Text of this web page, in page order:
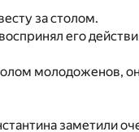
за столом.
его
молодоженов,
заметили